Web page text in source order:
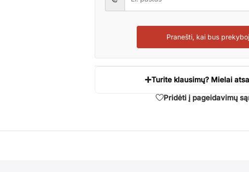
Pranešti, kai bus
Turite klausimų? Mielai
Pridėti į pageidavimų